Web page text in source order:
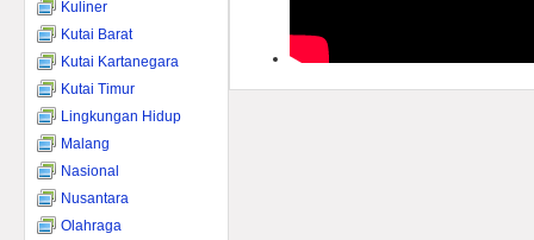
Kuliner
Kutai Barat
Kutai Kartanegara
Kutai Timur
Lingkungan Hidup
Malang
Nasional
Nusantara
Olahraga